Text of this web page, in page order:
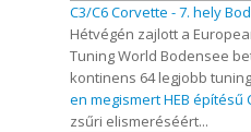
C3/C6 Corvette - 7. hely
Hétvégén zajlott a
Tuning World Bodensee
kontinens 64 legjobb
en megismert HEB építésű
zsűri elismeréséért...